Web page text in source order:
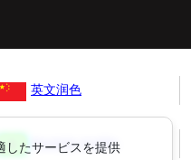
したサービスを提供
英文润色
Revisão Inglês